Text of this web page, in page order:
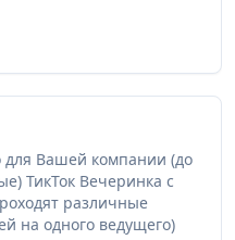
для Вашей компании (до
ТикТок Вечеринка с
различные
на одного ведущего)